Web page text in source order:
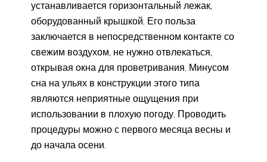
устанавливается горизонтальный лежак,
оборудованный крышкой. Его польза
заключается в непосредственном контакте со
свежим воздухом, не нужно отвлекаться,
открывая окна для проветривания. Минусом
сна на ульях в конструкции этого типа
являются неприятные ощущения при
использовании в плохую погоду. Проводить
процедуры можно с первого месяца весны и
до начала осени.